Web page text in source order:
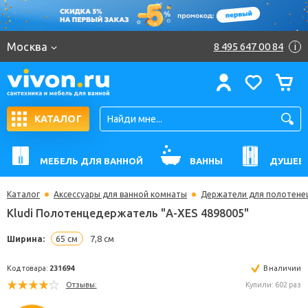
Москва 8 495 647 00 84 i
КАТАЛОГ
МЕБЕЛЬ ДЛЯ ВАННОЙ ВАННЫ
Каталог Аксессуары для ванной комнаты Держатели для
Kludi Полотенцедержатель "A-XES 4898005"
Ширина: 65 см